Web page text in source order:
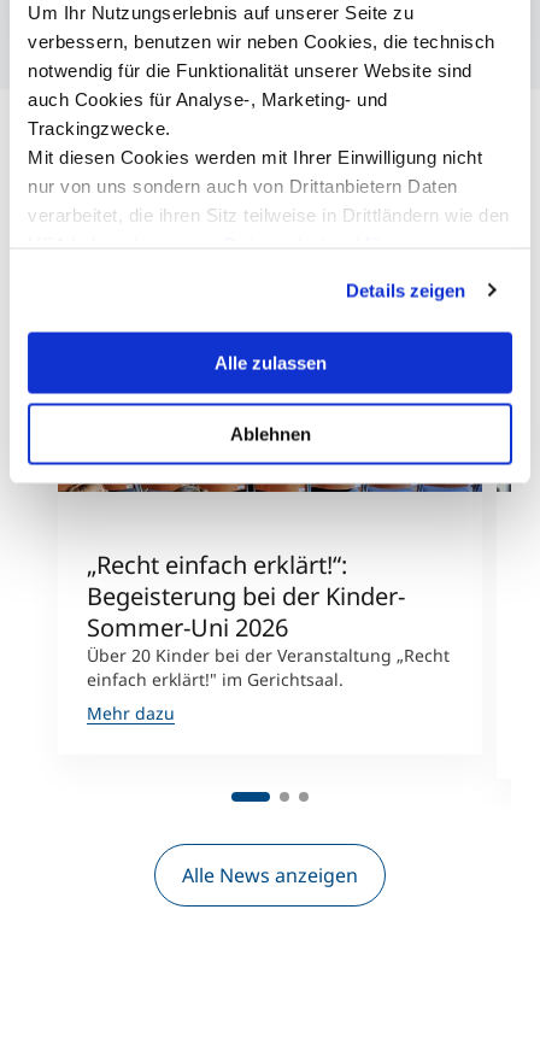
Um Ihr Nutzungserlebnis auf unserer Seite zu
verbessern, benutzen wir neben Cookies, die technisch
notwendig für die Funktionalität unserer Website sind
auch Cookies für Analyse-, Marketing- und
Trackingzwecke.
Mit diesen Cookies werden mit Ihrer Einwilligung nicht
nur von uns sondern auch von Drittanbietern Daten
verarbeitet, die ihren Sitz teilweise in Drittländern wie den
erklären Ihnen genau, was eine Datenübermittlung in die
USA bedeuten kann.
Details zeigen
Alle zulassen
Ablehnen
„Recht einfach erklärt!“:
Begeisterung bei der Kinder-
Sommer-Uni 2026
Über 20 Kinder bei der Veranstaltung „Recht
einfach erklärt!" im Gerichtsaal.
Mehr dazu
Alle News anzeigen